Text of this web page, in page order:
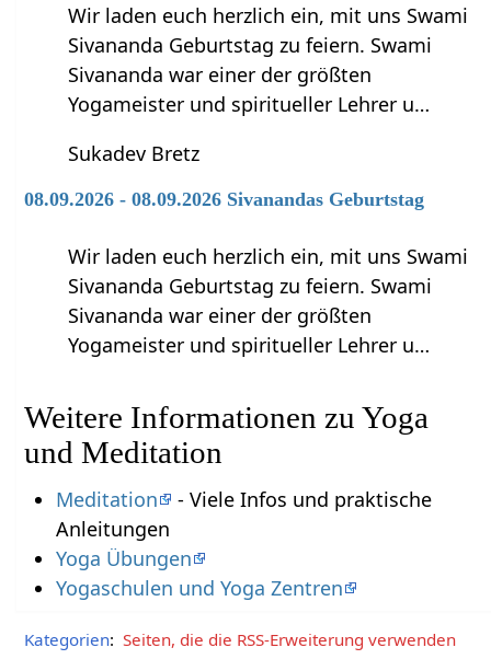
Wir laden euch herzlich ein, mit uns Swami
Sivananda Geburtstag zu feiern. Swami
Sivananda war einer der größten
Yogameister und spiritueller Lehrer u…
Sukadev Bretz
08.09.2026 - 08.09.2026 Sivanandas Geburtstag
Wir laden euch herzlich ein, mit uns Swami
Sivananda Geburtstag zu feiern. Swami
Sivananda war einer der größten
Yogameister und spiritueller Lehrer u…
Weitere Informationen zu Yoga
und Meditation
Meditation
- Viele Infos und praktische
Anleitungen
Yoga Übungen
Yogaschulen und Yoga Zentren
Kategorien: Seiten, die die RSS-Erweiterung verwenden